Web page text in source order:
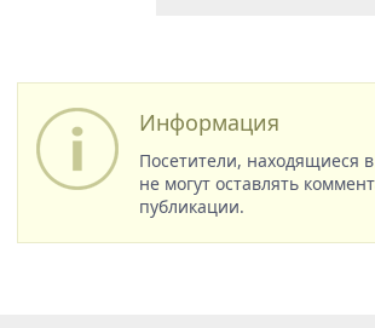
Информация
Посетители, находящиеся
не могут оставлять
публикации.